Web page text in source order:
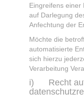
Eingreifens einer
auf Darlegung
Anfechtung der
Möchte die
automatisierte
sich hierzu
Verarbeitung
i) Recht auf